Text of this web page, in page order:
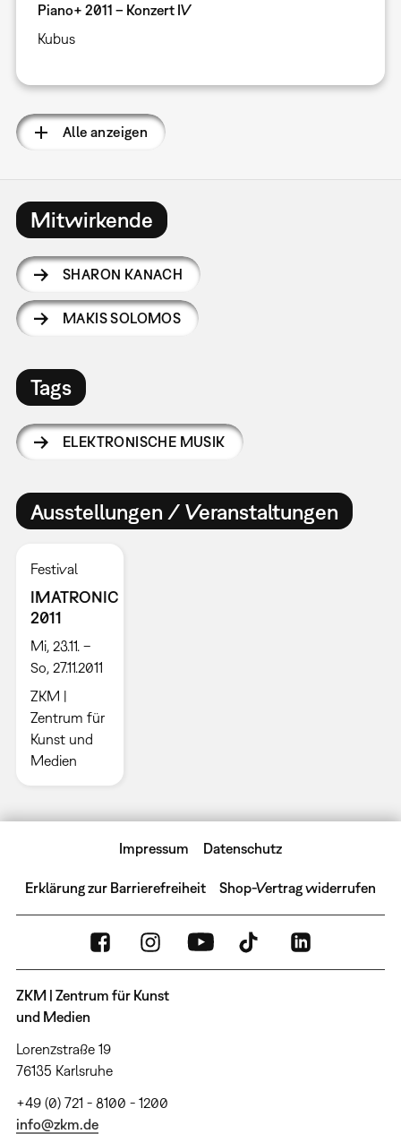
Piano+ 2011 – Konzert IV
Kubus
Alle anzeigen
Mitwirkende
SHARON KANACH
MAKIS SOLOMOS
Tags
ELEKTRONISCHE MUSIK
Ausstellungen / Veranstaltungen
Festival
IMATRONIC
2011
Mi, 23.11. –
So, 27.11.2011
ZKM |
Zentrum für
Kunst und
Medien
Impressum Datenschutz
Erklärung zur Barrierefreiheit Shop-Vertrag widerrufen
ZKM | Zentrum für Kunst
und Medien
Lorenzstraße 19
76135 Karlsruhe
+49 (0) 721 - 8100 - 1200
info@zkm.de